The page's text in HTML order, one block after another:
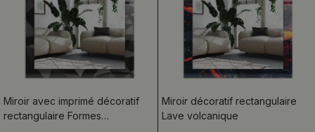
Miroir avec imprimé décoratif
rectangulaire Formes
Miroir décoratif rectangulaire
Lave volcanique